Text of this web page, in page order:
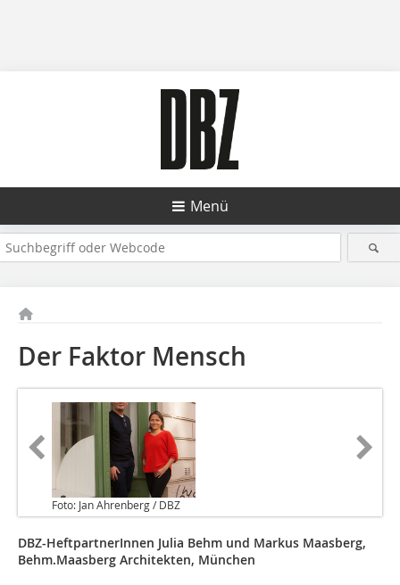
Menü
Der Faktor Mensch
Foto: Jan Ahrenberg / DBZ
DBZ-HeftpartnerInnen Julia Behm und Markus Maasberg,
Behm.Maasberg Architekten, München